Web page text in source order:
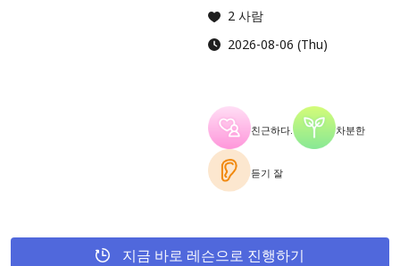
2 사람
2026-08-06 (Thu)
친근하다. 차분한
듣기 잘
지금 바로 레슨으로 진행하기